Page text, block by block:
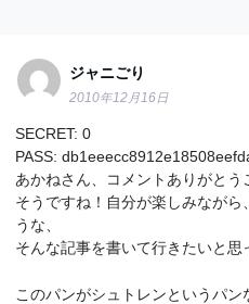
ジャニごり
2010年12月16日
SECRET: 0
PASS:
あかねさん、コメントありがとう
そうですね！自分が楽しみながら
うな、
そんな記事を書いて行きたいと思
このパンがシュトレンというパン